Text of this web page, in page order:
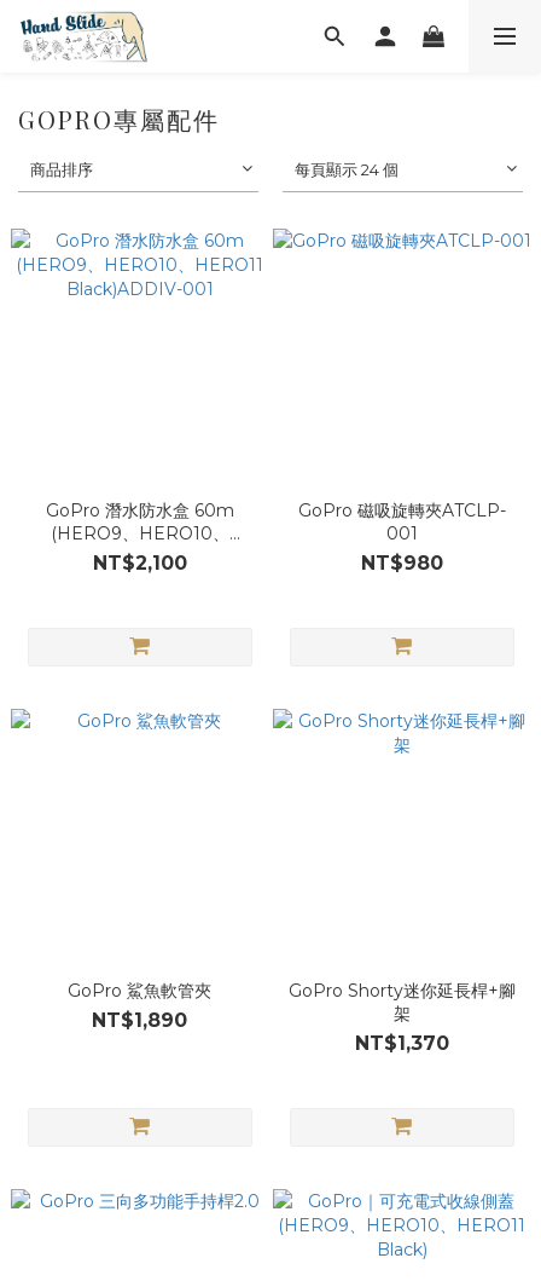
GOPRO專屬配件
商品排序 每頁顯示 24 個
GoPro 潛水防水盒 60m
(HERO9、HERO10、
HERO11 Black)ADDIV-001
NT$2,100
GoPro 磁吸旋轉夾ATCLP-
001
NT$980
GoPro 鯊魚軟管夾
NT$1,890
GoPro Shorty迷你延長桿+腳
架
NT$1,370